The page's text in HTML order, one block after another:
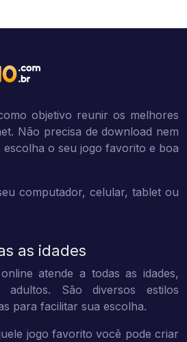
objetivo reunir os melhores
Não precisa de download nem
escolha o seu jogo favorito e boa
computador, celular, tablet ou
as idades
atende a todas as idades,
adultos. São diversos estilos
para facilitar sua escolha.
jogo favorito você pode criar